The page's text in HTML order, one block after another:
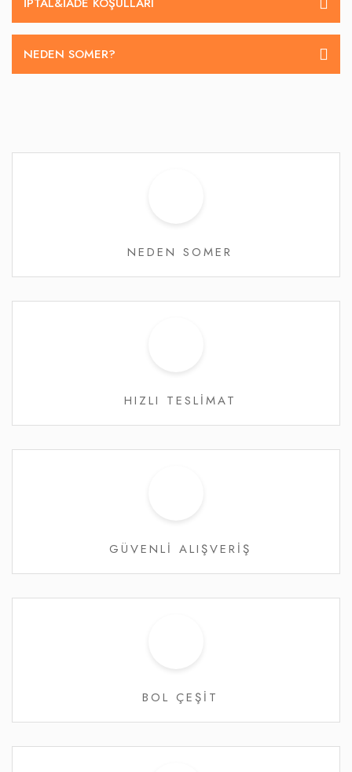
NEDEN SOMER?
NEDEN SOMER
HIZLI TESLİMAT
GÜVENLİ ALIŞVERİŞ
BOL ÇEŞİT